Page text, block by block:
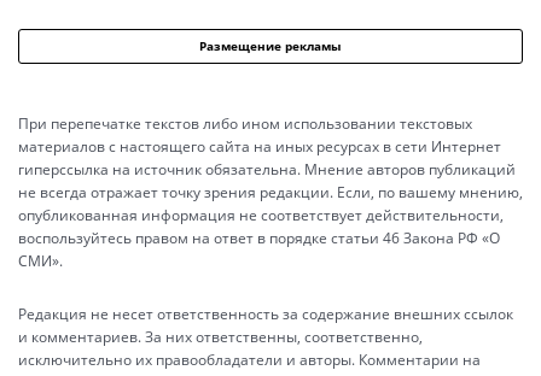
Размещение рекламы
При перепечатке текстов либо ином использовании текстовых
материалов с настоящего сайта на иных ресурсах в сети Интернет
гиперссылка на источник обязательна. Мнение авторов публикаций
не всегда отражает точку зрения редакции. Если, по вашему мнению,
опубликованная информация не соответствует действительности,
воспользуйтесь правом на ответ в порядке статьи 46 Закона РФ «О
СМИ».
Редакция не несет ответственность за содержание внешних ссылок
и комментариев. За них ответственны, соответственно,
исключительно их правообладатели и авторы. Комментарии на